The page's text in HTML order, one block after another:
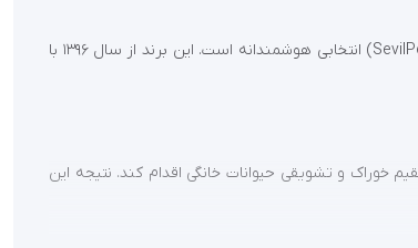
اگر به دنبال یک برند معتبر ایرانی برای تهیه تشویقی سگ و گربه خود هستید که هم کیفیت بالا داشته باشد و هم با ذائقه پت شما سازگار باشد، سویل پت (SevilPet) انتخابی هوشمندانه است. این برند از سال ۱۳۹۶ با
خوراک و تشویقی حیوانات خانگی اقدام کند. نتیجه این